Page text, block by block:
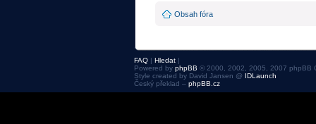
Obsah fóra
FAQ | Hledat |
Powered by phpBB © 2000, 2002, 2005, 2007 phpBB
Style created by David Jansen @ IDLaunch
Český překlad – phpBB.cz